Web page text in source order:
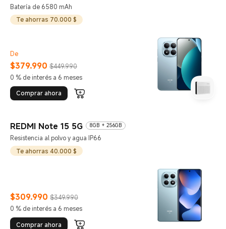
Batería de 6580 mAh
Te ahorras 70.000 $
De
$379.990
Current Price $379990
$449.990
Precio de comercialización $449.990
0 % de interés a 6 meses
Comprar ahora
REDMI Note 15 5G 8GB + 256GB
Resistencia al polvo y agua IP66
Te ahorras 40.000 $
$309.990
Current Price $309990
$349.990
Precio de comercialización $349.990
0 % de interés a 6 meses
Comprar ahora